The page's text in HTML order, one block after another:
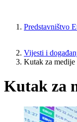
Predstavništvo
Vijesti i
Kutak za medije
Kutak za